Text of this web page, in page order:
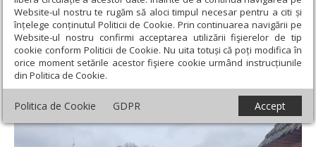
Website-ul nostru te rugăm să aloci timpul necesar pentru a citi și
înțelege conținutul Politicii de Cookie. Prin continuarea navigării pe
Website-ul nostru confirmi acceptarea utilizării fişierelor de tip
cookie conform Politicii de Cookie. Nu uita totuși că poți modifica în
orice moment setările acestor fişiere cookie urmând instrucțiunile
din Politica de Cookie.
Politica de Cookie GDPR Accept
Ziarul Lumina › Actualitate religioasă › Diaspora › Ziua Culturii
Naționale sărbătorită anticipat în capitala Bavariei
Ziua Culturii Naționale sărbătorită
anticipat în capitala Bavariei